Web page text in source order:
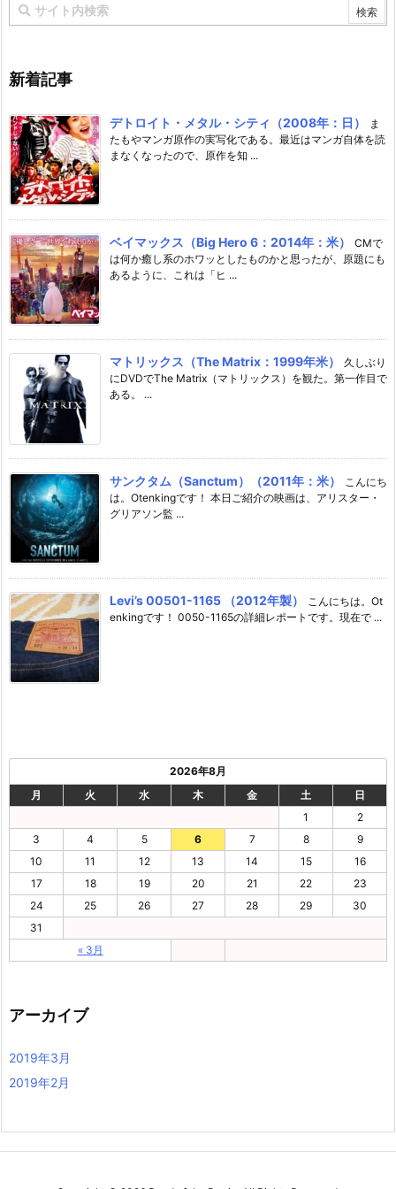
新着記事
デトロイト・メタル・シティ（2008年：日）
ま
たもやマンガ原作の実写化である。最近はマンガ自体を読
まなくなったので、原作を知 ...
ベイマックス（Big Hero 6：2014年：米）
CMで
は何か癒し系のホワッとしたものかと思ったが、原題にも
あるように、これは「ヒ ...
マトリックス（The Matrix：1999年米）
久しぶり
にDVDでThe Matrix（マトリックス）を観た。第一作目で
ある。 ...
サンクタム（Sanctum）（2011年：米）
こんにち
は。Otenkingです！ 本日ご紹介の映画は、アリスター・
グリアソン監 ...
Levi’s 00501-1165 （2012年製）
こんにちは。Ot
enkingです！ 0050-1165の詳細レポートです。現在で ...
2026年8月
月
火 水 木 金 土 日
« 3月
1
2
3
4 5 6 7 8
9
10
11 12 13 14 15
16
17
18 19 20 21 22
23
24
25 26 27 28 29
30
31
アーカイブ
2019年3月
2019年2月